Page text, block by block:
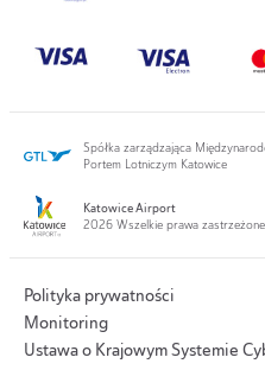
Spółka zarządzająca
Portem Lotniczym Katowice
Katowice Airport
2026 Wszelkie prawa zastrzeżone
Polityka prywatności
Monitoring
Ustawa o Krajowym Systemie